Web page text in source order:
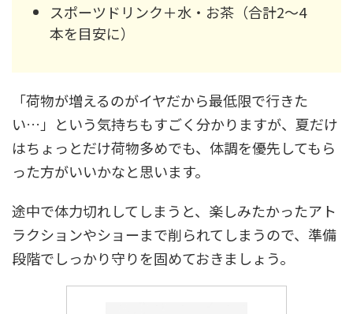
スポーツドリンク＋水・お茶（合計2〜4
本を目安に）
「荷物が増えるのがイヤだから最低限で行きた
い…」という気持ちもすごく分かりますが、夏だけ
はちょっとだけ荷物多めでも、体調を優先してもら
った方がいいかなと思います。
途中で体力切れしてしまうと、楽しみたかったアト
ラクションやショーまで削られてしまうので、準備
段階でしっかり守りを固めておきましょう。